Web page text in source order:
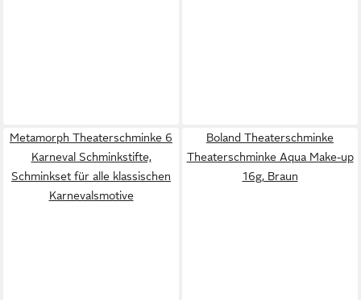
Metamorph Theaterschminke 6
Karneval Schminkstifte,
Schminkset für alle klassischen
Karnevalsmotive
Boland Theaterschminke
Theaterschminke Aqua Make-up
16g, Braun